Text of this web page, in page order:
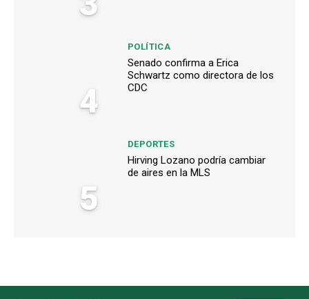
4
POLÍTICA
Senado confirma a Erica
Schwartz como directora de los
CDC
5
DEPORTES
Hirving Lozano podría cambiar
de aires en la MLS